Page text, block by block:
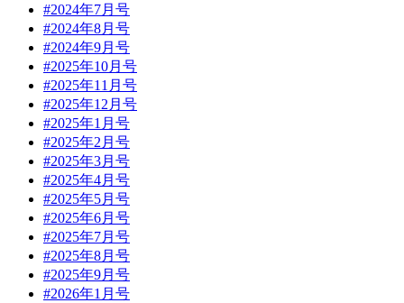
#2024年7月号
#2024年8月号
#2024年9月号
#2025年10月号
#2025年11月号
#2025年12月号
#2025年1月号
#2025年2月号
#2025年3月号
#2025年4月号
#2025年5月号
#2025年6月号
#2025年7月号
#2025年8月号
#2025年9月号
#2026年1月号